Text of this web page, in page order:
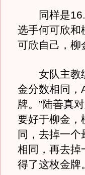
同样是
选手何可欣和
可欣自己，柳
女队主教练
金分数相同，
牌。”陆善真
要好于柳金，
同，去掉一
相同，再去掉
得了这枚金牌